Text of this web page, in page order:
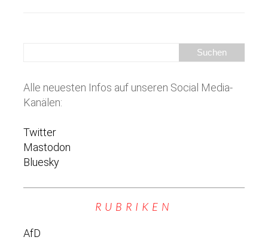
Alle neuesten Infos auf unseren Social Media-
Kanälen:
Twitter
Mastodon
Bluesky
RUBRIKEN
AfD